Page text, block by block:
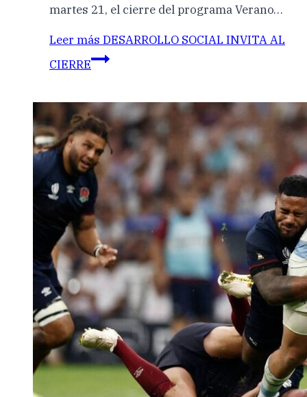
martes 21, el cierre del programa Verano…
Leer más DESARROLLO SOCIAL INVITA AL
CIERRE